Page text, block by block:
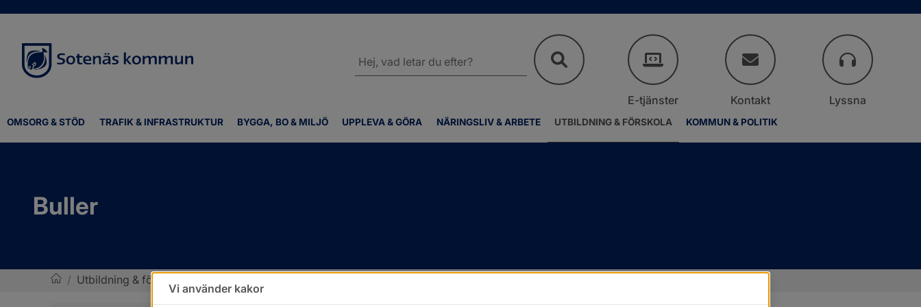
OMSORG & STÖD TRAFIK & INFRASTRUKTUR BYGGA, BO & MILJÖ UPPLEVA & GÖRA NÄRINGSLIV & ARBETE UTBILDNING & FÖRSKOLA KOMMUN & POLITIK
webbplatsen
E-tjänster Kontakt Lyssna
Buller
/ Utbildning & förskola
Vi använder kakor